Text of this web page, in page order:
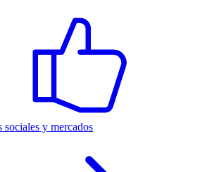
sociales y mercados